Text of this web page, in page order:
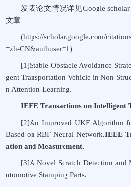
发表论文情况详见Google
文章
(https://scholar.google.com/
=zh-CN&authuser=1)
[1]Stable Obstacle Avoidance
gent Transportation Vehicle in Non-
n Attention-Learning.
IEEE Transactions on Intelligent
[2]An Improved UKF Algorithm
Based on RBF Neural Network.IEEE
ation and Measurement.
[3]A Novel Scratch Detection and
utomotive Stamping Parts.